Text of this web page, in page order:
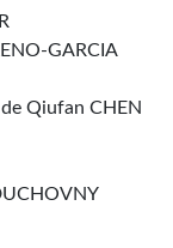
GARCIA
de Qiufan CHEN